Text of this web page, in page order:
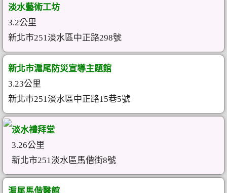
淡水藝術工坊
3.2公里
新北市251淡水區中正路298號
新北市滬尾防災宣導主題館
3.23公里
新北市251淡水區中正路15巷5號
淡水禮拜堂
3.26公里
新北市251淡水區馬偕街8號